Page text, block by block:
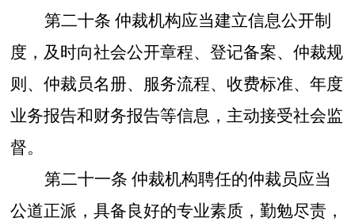
第二十条 仲裁机构应当建立信息公开制
度，及时向社会公开章程、登记备案、仲裁规
则、仲裁员名册、服务流程、收费标准、年度
业务报告和财务报告等信息，主动接受社会监
督。
第二十一条 仲裁机构聘任的仲裁员应当
公道正派，具备良好的专业素质，勤勉尽责，